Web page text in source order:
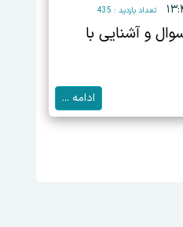
تعداد بازدید : 435
و آشنایی با
ادامه ...